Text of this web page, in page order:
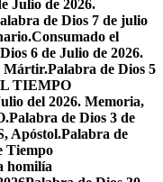
Julio de 2026.
de Dios 7 de julio
Consumado el
6 de Julio de 2026.
Mártir.Palabra de Dios 5
TIEMPO
del 2026. Memoria,
Palabra de Dios 3 de
Apóstol.Palabra de
Tiempo
homilía